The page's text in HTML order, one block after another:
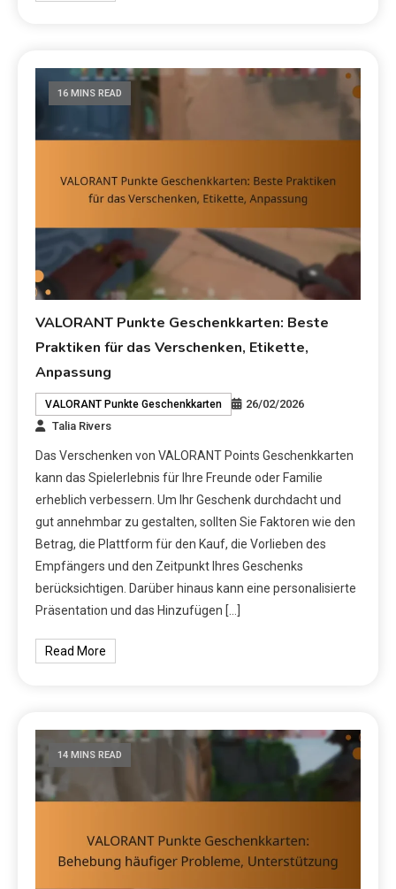
16 MINS READ
VALORANT Punkte Geschenkkarten: Beste
Praktiken für das Verschenken, Etikette,
Anpassung
VALORANT Punkte Geschenkkarten
26/02/2026
Talia Rivers
Das Verschenken von VALORANT Points Geschenkkarten
kann das Spielerlebnis für Ihre Freunde oder Familie
erheblich verbessern. Um Ihr Geschenk durchdacht und
gut annehmbar zu gestalten, sollten Sie Faktoren wie den
Betrag, die Plattform für den Kauf, die Vorlieben des
Empfängers und den Zeitpunkt Ihres Geschenks
berücksichtigen. Darüber hinaus kann eine personalisierte
Präsentation und das Hinzufügen […]
Read More
14 MINS READ